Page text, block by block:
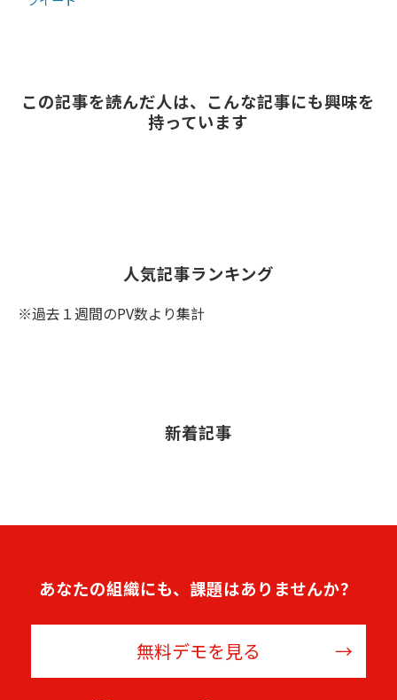
この記事を読んだ人は、こんな記事にも興味を
持っています
人気記事ランキング
※過去１週間のPV数より集計
新着記事
あなたの組織にも、課題はありませんか？
無料デモを見る